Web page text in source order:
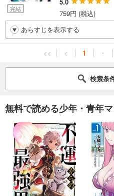
完結
759円 (税込)
あらすじを表示する
<< < 1 ・
検索条
無料で読める少年・青年